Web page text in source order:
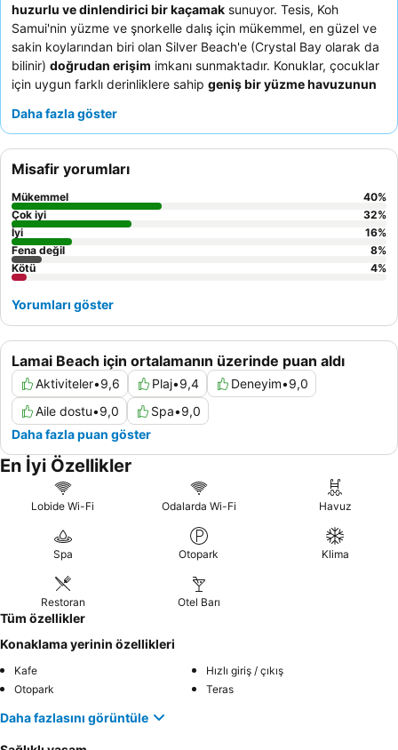
huzurlu ve dinlendirici bir kaçamak sunuyor. Tesis, Koh
Samui'nin yüzme ve şnorkelle dalış için mükemmel, en güzel ve
sakin koylarından biri olan Silver Beach'e (Crystal Bay olarak da
bilinir) doğrudan erişim imkanı sunmaktadır. Konuklar, çocuklar
için uygun farklı derinliklere sahip geniş bir yüzme havuzunun
gösterisi gibi olanakların keyfini çıkarabilirler. Konuklar,
restoranda sunulan
kahvaltı porsiyonlarıyla sürekli olarak övmektedir. Gerçekten
sakin bir deneyim için,
ve özel balkonlu bir oda
rezervasyonu yapmayı düşünebilirsiniz.
Daha fazla göster
Lamai Beach için ortalamanın üzerinde puan aldı
Aktiviteler•9,6 Plaj•9,4 Deneyim•9,0
Aile dostu•9,0 Spa•9,0
Daha fazla puan göster
Misafir yorumları
Mükemmel 40%
Çok iyi
32%
İyi
16%
Fena değil
8%
Kötü
4%
Yorumları göster
En İyi Özellikler
Lobide Wi-Fi Odalarda Wi-Fi Havuz
Spa Otopark Klima
Restoran Otel Barı
Tüm özellikler
Konaklama yerinin özellikleri
Kafe
Hızlı giriş / çıkış
Otopark
Teras
Daha fazlasını görüntüle